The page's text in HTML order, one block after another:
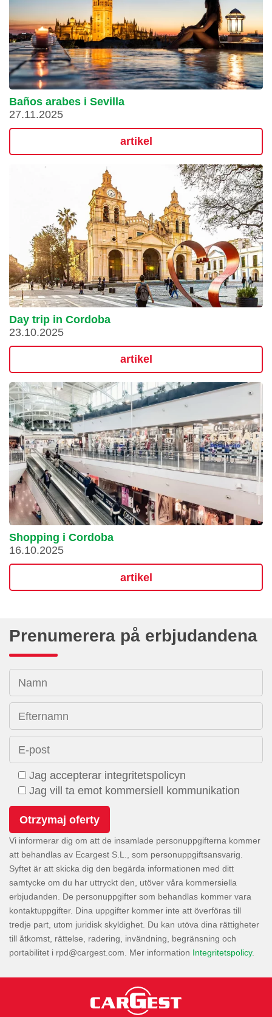
Baños arabes i Sevilla
27.11.2025
artikel
Day trip in Cordoba
23.10.2025
artikel
Shopping i Cordoba
16.10.2025
artikel
Prenumerera på erbjudandena
Namn
Efternamn
E-post
Jag accepterar integritetspolicyn
Jag vill ta emot kommersiell kommunikation
Vi informerar dig om att de insamlade personuppgifterna kommer
att behandlas av Ecargest S.L., som personuppgiftsansvarig.
Syftet är att skicka dig den begärda informationen med ditt
samtycke om du har uttryckt den, utöver våra kommersiella
erbjudanden. De personuppgifter som behandlas kommer vara
kontaktuppgifter. Dina uppgifter kommer inte att överföras till
tredje part, utom juridisk skyldighet. Du kan utöva dina rättigheter
till åtkomst, rättelse, radering, invändning, begränsning och
portabilitet i
. Mer information Integritetspolicy.